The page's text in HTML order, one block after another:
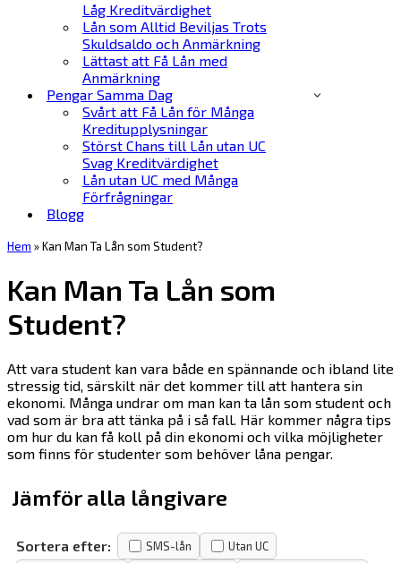
Låg Kreditvärdighet
Lån som Alltid Beviljas Trots
Skuldsaldo och Anmärkning
Lättast att Få Lån med
Anmärkning
Pengar Samma Dag
Svårt att Få Lån för Många
Kreditupplysningar
Störst Chans till Lån utan UC
Svag Kreditvärdighet
Lån utan UC med Många
Förfrågningar
Blogg
Hem »Kan Man Ta Lån som Student?
Kan Man Ta Lån som
Student?
Att vara student kan vara både en spännande och ibland lite
stressig tid, särskilt när det kommer till att hantera sin
ekonomi. Många undrar om man kan ta lån som student och
vad som är bra att tänka på i så fall. Här kommer några tips
om hur du kan få koll på din ekonomi och vilka möjligheter
som finns för studenter som behöver låna pengar.
Jämför alla långivare
Sortera efter: SMS-lån
Utan UC